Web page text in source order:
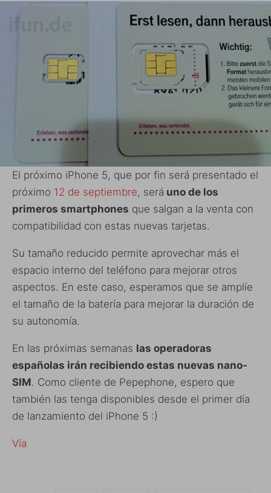
El próximo iPhone 5, que por fin será presentado el
próximo 12 de septiembre, será uno de los
primeros smartphones que salgan a la venta con
compatibilidad con estas nuevas tarjetas.
Su tamaño reducido permite aprovechar más el
espacio interno del teléfono para mejorar otros
aspectos. En este caso, esperamos que se amplíe
el tamaño de la batería para mejorar la duración de
su autonomía.
En las próximas semanas las operadoras
españolas irán recibiendo estas nuevas nano-
SIM. Como cliente de Pepephone, espero que
también las tenga disponibles desde el primer día
de lanzamiento del iPhone 5 :)
Vía